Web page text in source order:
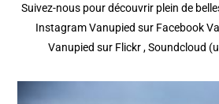
Suivez-nous pour découvrir plein de
Instagram Vanupied sur Facebook
Vanupied sur Flickr , Soundcloud